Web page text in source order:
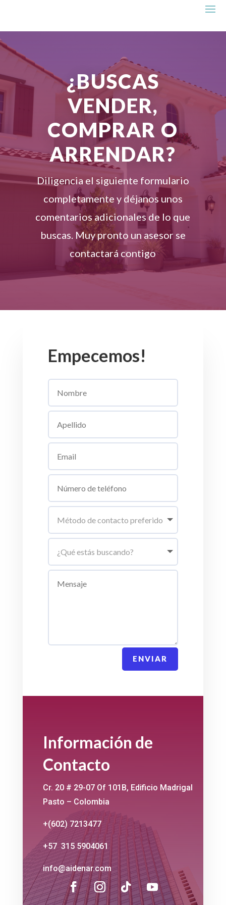
¿BUSCAS
VENDER,
COMPRAR O
ARRENDAR?
Diligencia el siguiente formulario
completamente y déjanos unos
comentarios adicionales de lo que
buscas. Muy pronto un asesor se
contactará contigo
Empecemos!
ENVIAR
Información de
Contacto
Cr. 20 # 29-07 Of 101B, Edificio Madrigal
Pasto – Colombia
+(602) 7213477
+57 315 5904061
info@aidenar.com